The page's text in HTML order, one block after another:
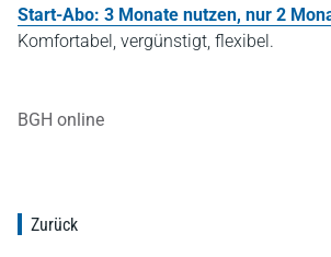
Start-Abo: 3 Monate nutzen, nur 2
Komfortabel, vergünstigt, flexibel.
BGH online
Zurück